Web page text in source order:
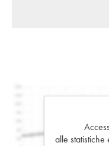
alle